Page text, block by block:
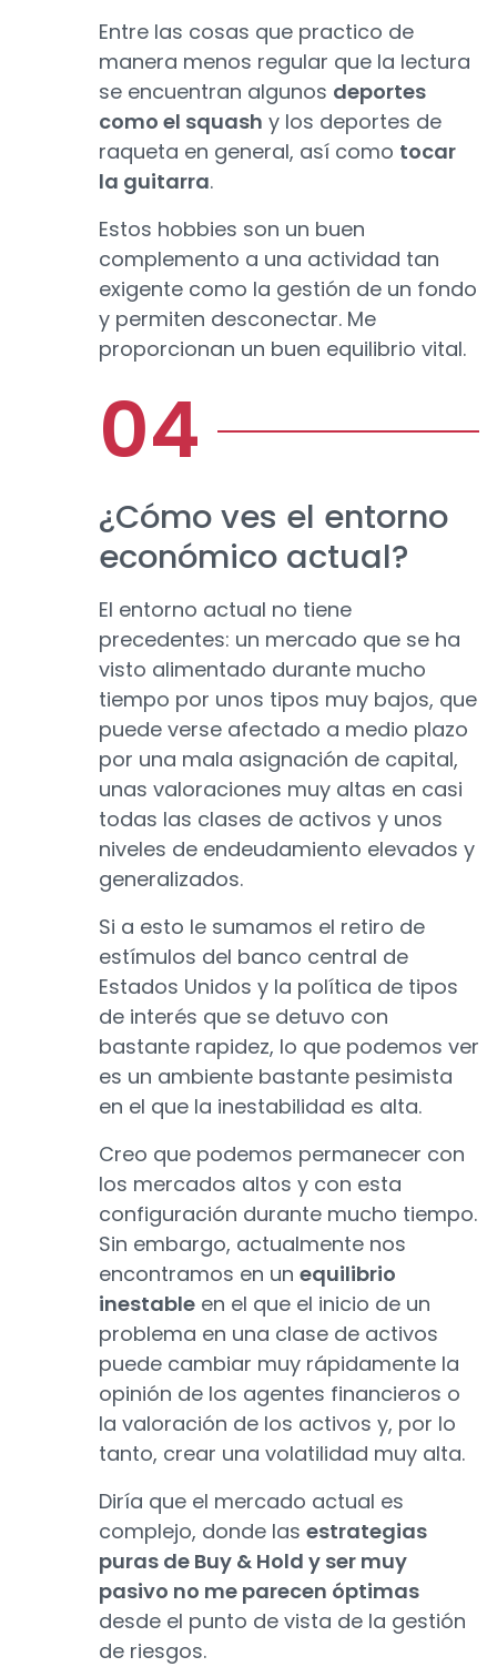
Entre las cosas que practico de
manera menos regular que la lectura
se encuentran algunos deportes
como el squash y los deportes de
raqueta en general, así como tocar
la guitarra.
Estos hobbies son un buen
complemento a una actividad tan
exigente como la gestión de un fondo
y permiten desconectar. Me
proporcionan un buen equilibrio vital.
¿Cómo ves el entorno
económico actual?
El entorno actual no tiene
precedentes: un mercado que se ha
visto alimentado durante mucho
tiempo por unos tipos muy bajos, que
puede verse afectado a medio plazo
por una mala asignación de capital,
unas valoraciones muy altas en casi
todas las clases de activos y unos
niveles de endeudamiento elevados y
generalizados.
Si a esto le sumamos el retiro de
estímulos del banco central de
Estados Unidos y la política de tipos
de interés que se detuvo con
bastante rapidez, lo que podemos ver
es un ambiente bastante pesimista
en el que la inestabilidad es alta.
Creo que podemos permanecer con
los mercados altos y con esta
configuración durante mucho tiempo.
Sin embargo, actualmente nos
encontramos en un equilibrio
inestable en el que el inicio de un
problema en una clase de activos
puede cambiar muy rápidamente la
opinión de los agentes financieros o
la valoración de los activos y, por lo
tanto, crear una volatilidad muy alta.
Diría que el mercado actual es
complejo, donde las estrategias
puras de Buy & Hold y ser muy
pasivo no me parecen óptimas
desde el punto de vista de la gestión
de riesgos.